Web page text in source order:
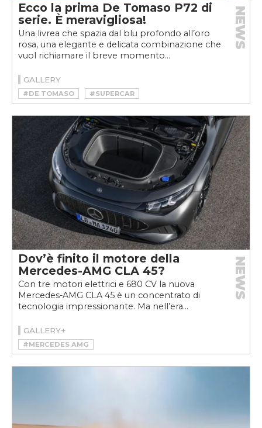
Ecco la prima De Tomaso P72 di
serie. È meravigliosa!
Una livrea che spazia dal blu profondo all’oro
rosa, una elegante e delicata combinazione che
vuol richiamare il breve momento...
NEWS
GALLERY
#DE TOMASO #SUPERCAR
Dov’è finito il motore della
Mercedes-AMG CLA 45?
Con tre motori elettrici e 680 CV la nuova
Mercedes-AMG CLA 45 è un concentrato di
tecnologia impressionante. Ma nell’era...
NEWS
GALLERY+
#MERCEDES AMG
#MERCEDES-AMG CLA 45 4MATIC+